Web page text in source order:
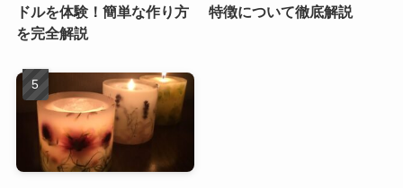
ドルを体験！簡単な作り方
を完全解説
特徴について徹底解説